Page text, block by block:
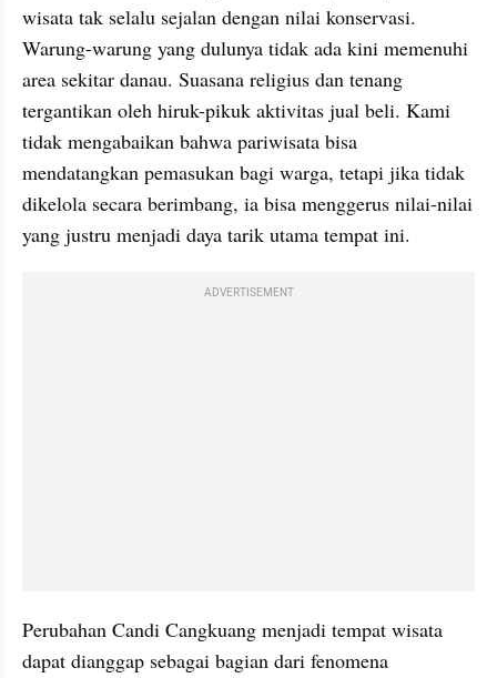
wisata tak selalu sejalan dengan nilai konservasi.
Warung-warung yang dulunya tidak ada kini memenuhi
area sekitar danau. Suasana religius dan tenang
tergantikan oleh hiruk-pikuk aktivitas jual beli. Kami
tidak mengabaikan bahwa pariwisata bisa
mendatangkan pemasukan bagi warga, tetapi jika tidak
dikelola secara berimbang, ia bisa menggerus nilai-nilai
yang justru menjadi daya tarik utama tempat ini.
ADVERTISEMENT
Perubahan Candi Cangkuang menjadi tempat wisata
dapat dianggap sebagai bagian dari fenomena